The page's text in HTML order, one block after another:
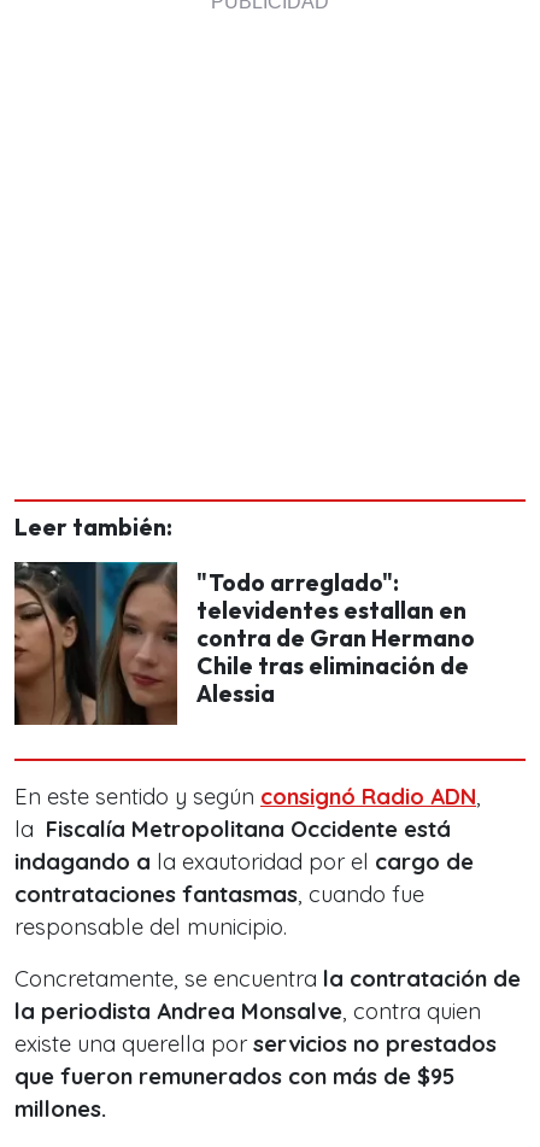
Leer también:
"Todo arreglado":
televidentes estallan en
contra de Gran Hermano
Chile tras eliminación de
Alessia
En este sentido y según consignó Radio ADN,
la Fiscalía Metropolitana Occidente está
indagando a la exautoridad por el cargo de
contrataciones fantasmas, cuando fue
responsable del municipio.
Concretamente, se encuentra la contratación de
la periodista Andrea Monsalve, contra quien
existe una querella por servicios no prestados
que fueron remunerados con más de $95
millones.